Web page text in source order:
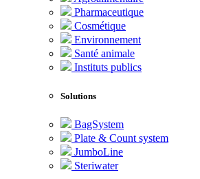
Pharmaceutique
Cosmétique
Environnement
Santé animale
Instituts publics
Solutions
BagSystem
Plate & Count system
JumboLine
Steriwater